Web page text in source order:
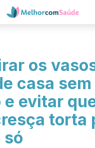
os
casa sem
e evitar
torta
só